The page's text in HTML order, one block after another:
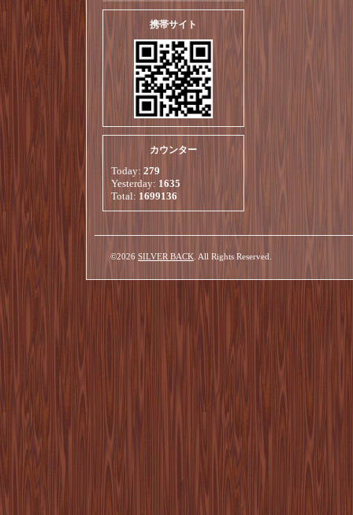
携帯サイト
カウンター
Today: 279
Yesterday: 1635
Total: 1699136
©2026 SILVER BACK . All Rights Reserved.